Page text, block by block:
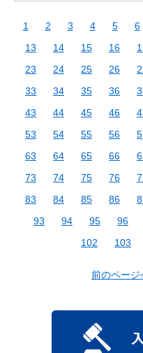
1 2 3 4 5 6
13
14 15 16
23
24 25 26
33
34 35 36
43
44 45 46
53
54 55 56
63
64 65 66
73
74 75 76
83
84 85 86
93
94 95 96
102
103
前のページ